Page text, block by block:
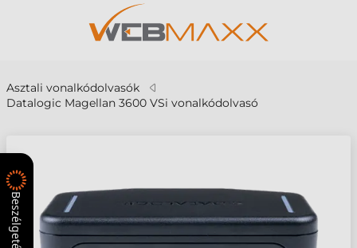
Asztali vonalkódolvasók
Datalogic Magellan 3600 VSi vonalkódolvasó